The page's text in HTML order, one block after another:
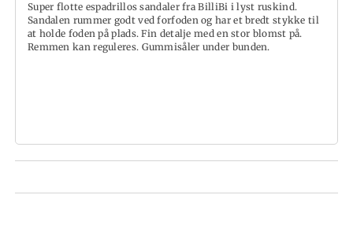
Super flotte espadrillos sandaler fra BilliBi i lyst ruskind.
Sandalen rummer godt ved forfoden og har et bredt stykke til
at holde foden på plads. Fin detalje med en stor blomst på.
Remmen kan reguleres. Gummisåler under bunden.